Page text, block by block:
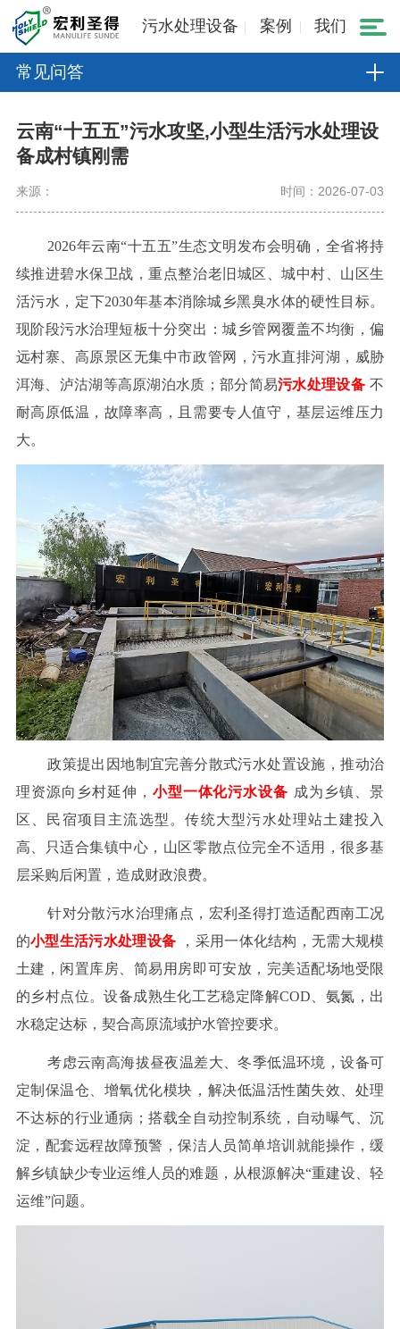
污水处理设备 案例 我们
常见问答
云南“十五五”污水攻坚,小型生活污水处理设
备成村镇刚需
来源： 时间：2026-07-03
2026年云南“十五五”生态文明发布会明确，全省将持
续推进碧水保卫战，重点整治老旧城区、城中村、山区生
活污水，定下2030年基本消除城乡黑臭水体的硬性目标。
现阶段污水治理短板十分突出：城乡管网覆盖不均衡，偏
远村寨、高原景区无集中市政管网，污水直排河湖，威胁
洱海、泸沽湖等高原湖泊水质；部分简易污水处理设备 不
耐高原低温，故障率高，且需要专人值守，基层运维压力
大。
政策提出因地制宜完善分散式污水处置设施，推动治
理资源向乡村延伸， 小型一体化污水设备 成为乡镇、景
区、民宿项目主流选型。传统大型污水处理站土建投入
高、只适合集镇中心，山区零散点位完全不适用，很多基
层采购后闲置，造成财政浪费。
针对分散污水治理痛点，宏利圣得打造适配西南工况
的小型生活污水处理设备
，采用一体化结构，无需大规模
土建，闲置库房、简易用房即可安放，完美适配场地受限
的乡村点位。设备成熟生化工艺稳定降解COD、氨氮，出
水稳定达标，契合高原流域护水管控要求。
考虑云南高海拔昼夜温差大、冬季低温环境，设备可
定制保温仓、增氧优化模块，解决低温活性菌失效、处理
不达标的行业通病；搭载全自动控制系统，自动曝气、沉
淀，配套远程故障预警，保洁人员简单培训就能操作，缓
解乡镇缺少专业运维人员的难题，从根源解决“重建设、轻
运维”问题。